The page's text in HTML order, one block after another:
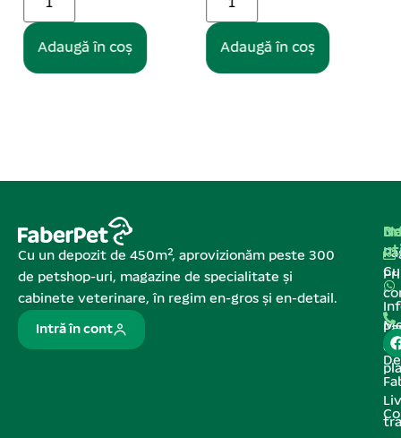
Adaugă în coș Adaugă în coș
Cu un depozit de 450m², aprovizionăm peste 300
de petshop-uri, magazine de specialitate și
cabinete veterinare, în regim en-gros și en-detail.
Intră în cont
de